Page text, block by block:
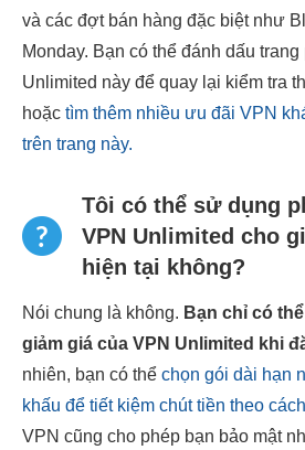
và các đợt bán hàng đặc biệt như
Monday. Bạn có thể đánh dấu
Unlimited này để quay lại kiểm tra
hoặc tìm thêm nhiều ưu đãi VPN
trên trang này.
Tôi có thể sử dụng
VPN Unlimited cho
hiện tại không?
Nói chung là không. Bạn chỉ có
giảm giá của VPN Unlimited khi
nhiên, bạn có thể chọn gói dài hạn
khấu để tiết kiệm chút tiền theo
VPN cũng cho phép bạn bảo mật